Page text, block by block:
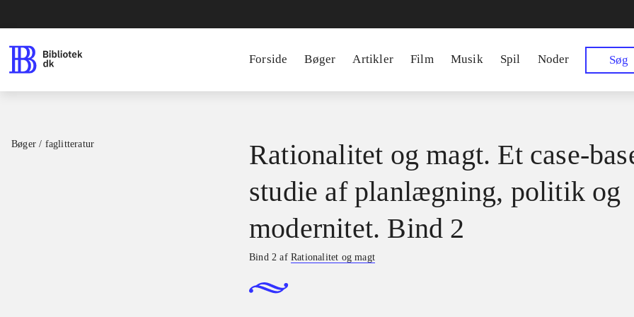
Forside Bøger Artikler Film Musik Spil Noder Søg
Bøger / faglitteratur
Rationalitet og magt. Et case-
studie af planlægning, politik og
modernitet. Bind 2
Bind 2 afRationalitet og magt